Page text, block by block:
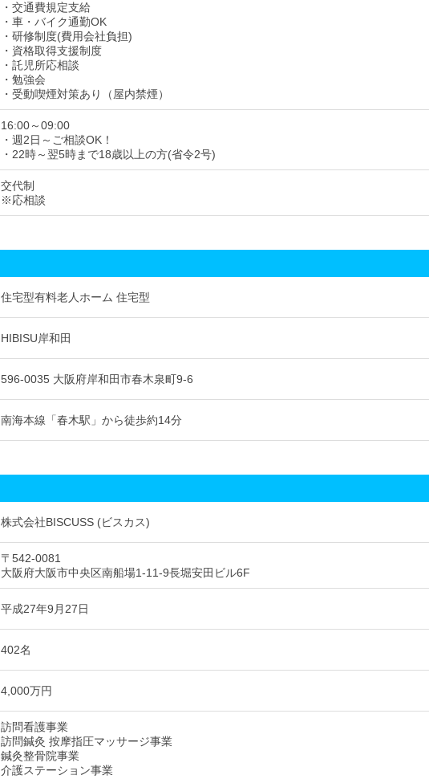
・交通費規定支給
・車・バイク通勤OK
・研修制度(費用会社負担)
・資格取得支援制度
・託児所応相談
・勉強会
・受動喫煙対策あり（屋内禁煙）
16:00～09:00
・週2日～ご相談OK！
・22時～翌5時まで18歳以上の方(省令2号)
交代制
※応相談
住宅型有料老人ホーム 住宅型
HIBISU岸和田
596-0035 大阪府岸和田市春木泉町9-6
南海本線「春木駅」から徒歩約14分
株式会社BISCUSS (ビスカス)
〒542-0081
大阪府大阪市中央区南船場1-11-9長堀安田ビル6F
平成27年9月27日
402名
4,000万円
訪問看護事業
訪問鍼灸 按摩指圧マッサージ事業
鍼灸整骨院事業
介護ステーション事業